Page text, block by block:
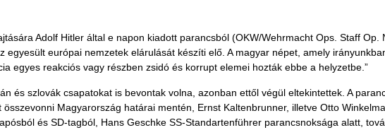
Adolf Hitler által e napon kiadott parancsból (OKW/Wehrmacht Ops. Staff Op.
európai nemzetek elárulását készíti elő. A magyar népet, amely
egyes reakciós vagy részben zsidó és korrupt elemei hozták ebbe a helyzetbe.”
és szlovák csapatokat is bevontak volna, azonban ettől végül eltekintettek. A
Magyarország határai mentén, Ernst Kaltenbrunner, illetve Otto
és SD-tagból, Hans Geschke SS-Standartenführer parancsnoksága alatt,